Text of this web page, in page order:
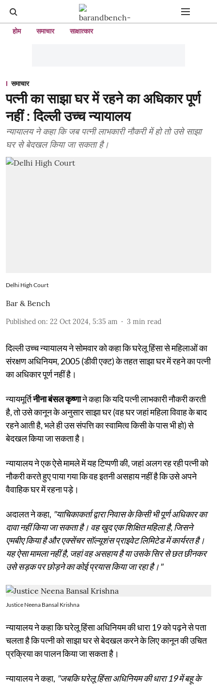
होम समाचार साक्षात्कार
समाचार
पत्नी का साझा घर में रहने का अधिकार पूर्ण
नहीं : दिल्ली उच्च न्यायालय
न्यायालय ने कहा कि जब पत्नी लाभकारी नौकरी में हो तो उसे साझा
घर से बेदखल किया जा सकता है।
Delhi High Court
Bar & Bench
Published on: 22 Oct 2024, 5:35 am 3 min read
दिल्ली उच्च न्यायालय ने सोमवार को कहा कि घरेलू हिंसा से महिलाओं का
संरक्षण अधिनियम, 2005 (डीवी एक्ट) के तहत साझा घर में रहने का पत्नी
का अधिकार पूर्ण नहीं है।
न्यायमूर्तिनीना बंसल कृष्णाने कहा कि यदि पत्नी लाभकारी नौकरी करती
है, तो उसे कानून के अनुसार साझा घर (वह घर जहां महिला विवाह के बाद
रहने आती है, भले ही उस संपत्ति का स्वामित्व किसी के पास भी हो) से
बेदखल किया जा सकता है।
न्यायालय ने एक ऐसे मामले में यह टिप्पणी की, जहां अलग रह रही पत्नी को
नौकरी करते हुए पाया गया कि वह इतनी असहाय नहीं है कि उसे अपने
वैवाहिक घर में रहना पड़े।
अदालत ने कहा, "याचिकाकर्ता द्वारा निवास के किसी भी पूर्ण अधिकार का
दावा नहीं किया जा सकता है। वह खुद एक शिक्षित महिला है, जिसने
एमबीए किया है और एक्सेंचर सॉल्यूशंस प्राइवेट लिमिटेड में कार्यरत है।
यह ऐसा मामला नहीं है, जहां वह असहाय है या उसके सिर से छत छीनकर
उसे सड़क पर छोड़ने का कोई प्रयास किया जा रहा है।"
Justice Neena Bansal Krishna
न्यायालय ने कहा कि घरेलू हिंसा अधिनियम की धारा 19 को पढ़ने से पता
चलता है कि पत्नी को साझा घर से बेदखल करने के लिए कानून की उचित
प्रक्रिया का पालन किया जा सकता है।
न्यायालय ने कहा, "जबकि घरेलू हिंसा अधिनियम की धारा 19 में बहू के